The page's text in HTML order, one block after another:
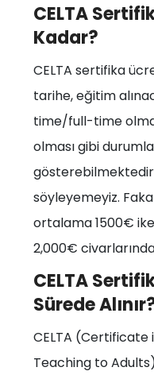
CELTA
Kadar?
CELTA sertifika
tarihe, eğitim
time/full-time
olması gibi
söyleyemeyiz.
ortalama 1500€
2,000€
CELTA
Sürede
CELTA (Certificate
Teaching to